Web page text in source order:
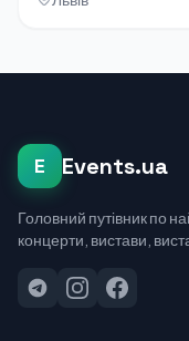
E Events.ua
Головний путівник по
концерти, вистави,